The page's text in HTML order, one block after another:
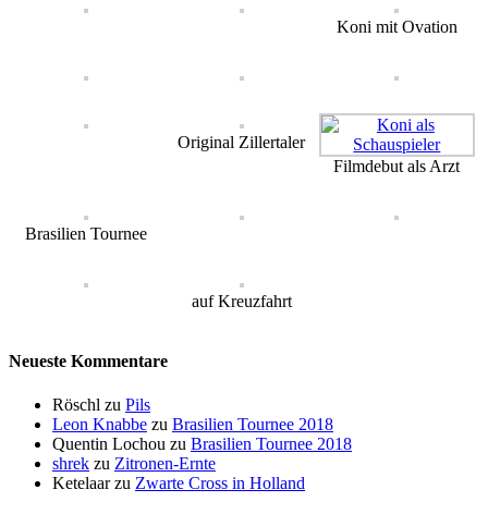
Koni mit Ovation
Original Zillertaler
Filmdebut als Arzt
Brasilien Tournee
auf Kreuzfahrt
Neueste Kommentare
Röschl zu Pils
Leon Knabbe zu Brasilien Tournee 2018
Quentin Lochou zu Brasilien Tournee 2018
shrek zu Zitronen-Ernte
Ketelaarzu Zwarte Cross in Holland